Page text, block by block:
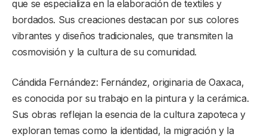
que se especializa en la elaboración de textiles y
bordados. Sus creaciones destacan por sus colores
vibrantes y diseños tradicionales, que transmiten la
cosmovisión y la cultura de su comunidad.
Cándida Fernández: Fernández, originaria de Oaxaca,
es conocida por su trabajo en la pintura y la cerámica.
Sus obras reflejan la esencia de la cultura zapoteca y
exploran temas como la identidad, la migración y la